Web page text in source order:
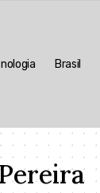
Brasil